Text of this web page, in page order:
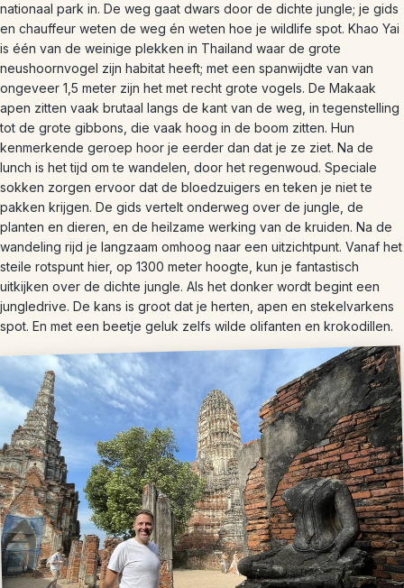
nationaal park in. De weg gaat dwars door de dichte jungle; je gids
en chauffeur weten de weg én weten hoe je wildlife spot. Khao Yai
is één van de weinige plekken in Thailand waar de grote
neushoornvogel zijn habitat heeft; met een spanwijdte van van
ongeveer 1,5 meter zijn het met recht grote vogels. De Makaak
apen zitten vaak brutaal langs de kant van de weg, in tegenstelling
tot de grote gibbons, die vaak hoog in de boom zitten. Hun
kenmerkende geroep hoor je eerder dan dat je ze ziet. Na de
lunch is het tijd om te wandelen, door het regenwoud. Speciale
sokken zorgen ervoor dat de bloedzuigers en teken je niet te
pakken krijgen. De gids vertelt onderweg over de jungle, de
planten en dieren, en de heilzame werking van de kruiden. Na de
wandeling rijd je langzaam omhoog naar een uitzichtpunt. Vanaf het
steile rotspunt hier, op 1300 meter hoogte, kun je fantastisch
uitkijken over de dichte jungle. Als het donker wordt begint een
jungledrive. De kans is groot dat je herten, apen en stekelvarkens
spot. En met een beetje geluk zelfs wilde olifanten en krokodillen.